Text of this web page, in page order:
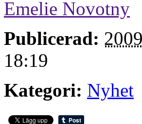
Emelie Novotny
Publicerad:
18:19
Kategori: Nyhet